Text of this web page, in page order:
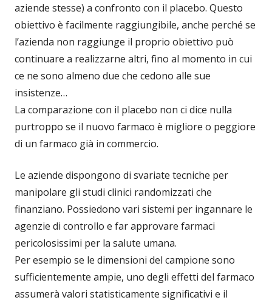
aziende stesse) a confronto con il placebo. Questo
obiettivo è facilmente raggiungibile, anche perché se
l’azienda non raggiunge il proprio obiettivo può
continuare a realizzarne altri, fino al momento in cui
ce ne sono almeno due che cedono alle sue
insistenze…
La comparazione con il placebo non ci dice nulla
purtroppo se il nuovo farmaco è migliore o peggiore
di un farmaco già in commercio.
Le aziende dispongono di svariate tecniche per
manipolare gli studi clinici randomizzati che
finanziano. Possiedono vari sistemi per ingannare le
agenzie di controllo e far approvare farmaci
pericolosissimi per la salute umana.
Per esempio se le dimensioni del campione sono
sufficientemente ampie, uno degli effetti del farmaco
assumerà valori statisticamente significativi e il